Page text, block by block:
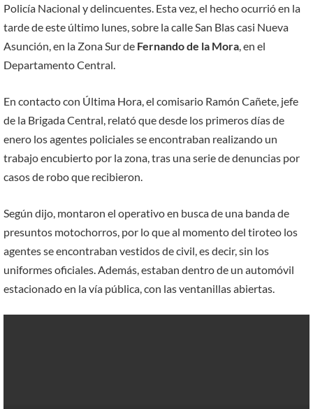
Policía Nacional y delincuentes. Esta vez, el hecho ocurrió en la
tarde de este último lunes, sobre la calle San Blas casi Nueva
Asunción, en la Zona Sur de Fernando de la Mora, en el
Departamento Central.
En contacto con Última Hora, el comisario Ramón Cañete, jefe
de la Brigada Central, relató que desde los primeros días de
enero los agentes policiales se encontraban realizando un
trabajo encubierto por la zona, tras una serie de denuncias por
casos de robo que recibieron.
Según dijo, montaron el operativo en busca de una banda de
presuntos motochorros, por lo que al momento del tiroteo los
agentes se encontraban vestidos de civil, es decir, sin los
uniformes oficiales. Además, estaban dentro de un automóvil
estacionado en la vía pública, con las ventanillas abiertas.